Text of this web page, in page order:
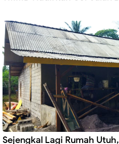
Sejengkal Lagi Rumah